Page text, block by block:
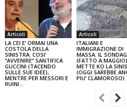
Articoli
LA CEI E’ ORMAI UNA
COSTOLA DELLA
SINISTRA. COSI’
“AVVENIRE” SANTIFICA
GUCCINI (TACENDO
SULLE SUE IDEE),
MENTRE PER MESSORI E
RUINI…
Articoli
ITALIANI E
IMMIGRAZIONE DI
MASSA. IL
(FATTO A
METTE KO LA
(OGGI SAREBBE
PIU’ CLAMOROSO)